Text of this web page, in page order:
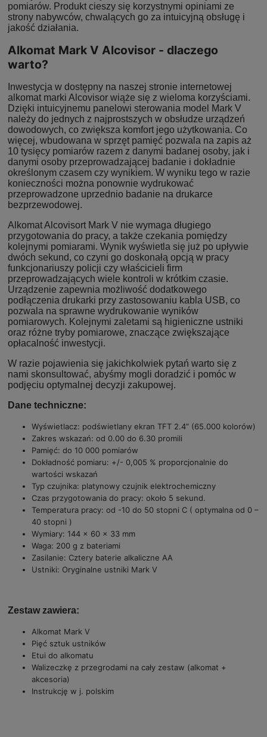
pomiarów. Produkt cieszy się korzystnymi opiniami ze
strony nabywców, chwalących go za intuicyjną obsługę i
jakość działania.
Alkomat Mark V Alcovisor - dlaczego
warto?
Inwestycja w dostępny na naszej stronie internetowej
alkomat marki Alcovisor wiąże się z wieloma korzyściami.
Dzięki intuicyjnemu panelowi sterowania model Mark V
należy do jednych z najprostszych w obsłudze urządzeń
dowodowych, co zwiększa komfort jego użytkowania. Co
więcej, wbudowana w sprzęt pamięć pozwala na zapis aż
10 tysięcy pomiarów razem z danymi badanej osoby, jak i
danymi osoby przeprowadzającej badanie i dokładnie
określonym czasem czy wynikiem. W wyniku tego w razie
konieczności można ponownie wydrukować
przeprowadzone uprzednio badanie na drukarce
bezprzewodowej.
Alkomat Alcovisort Mark V nie wymaga długiego
przygotowania do pracy, a także czekania pomiędzy
kolejnymi pomiarami. Wynik wyświetla się już po upływie
dwóch sekund, co czyni go doskonałą opcją w pracy
funkcjonariuszy policji czy właścicieli firm
przeprowadzających wiele kontroli w krótkim czasie.
Urządzenie zapewnia możliwość dodatkowego
podłączenia drukarki przy zastosowaniu kabla USB, co
pozwala na sprawne wydrukowanie wyników
pomiarowych. Kolejnymi zaletami są higieniczne ustniki
oraz różne tryby pomiarowe, znaczące zwiększające
opłacalność inwestycji.
W razie pojawienia się jakichkolwiek pytań warto się z
nami skonsultować, abyśmy mogli doradzić i pomóc w
podjęciu optymalnej decyzji zakupowej.
Dane techniczne:
Wyświetlacz: podświetlany ekran TFT 2.4” (65.000 kolorów)
Zakres wskazań: od 0.00 do 6.30 promili
Pamięć: do 10 000 pomiarów
Dokładność pomiaru: +/- 0,005 % proporcjonalnie do
wartości wskazań
Typ czujnika: platynowy czujnik elektrochemiczny
Czas przygotowania do pracy: około 5 sekund.
Temperatura pracy: od -10 do 50 stopni C ( optymalna od 0 –
40 stopni )
Wymiary: 144 x 60 x 33 mm
Waga: 200 g z bateriami
Zasilanie: Cztery baterie alkaliczne AA
Ustniki: Oryginalne ustniki Mark V
Zestaw zawiera:
Alkomat Mark V
Pięć sztuk ustników
Etui do alkomatu
Walizeczkę z przegrodami na cały zestaw (alkomat +
akcesoria)
Instrukcję w j. polskim